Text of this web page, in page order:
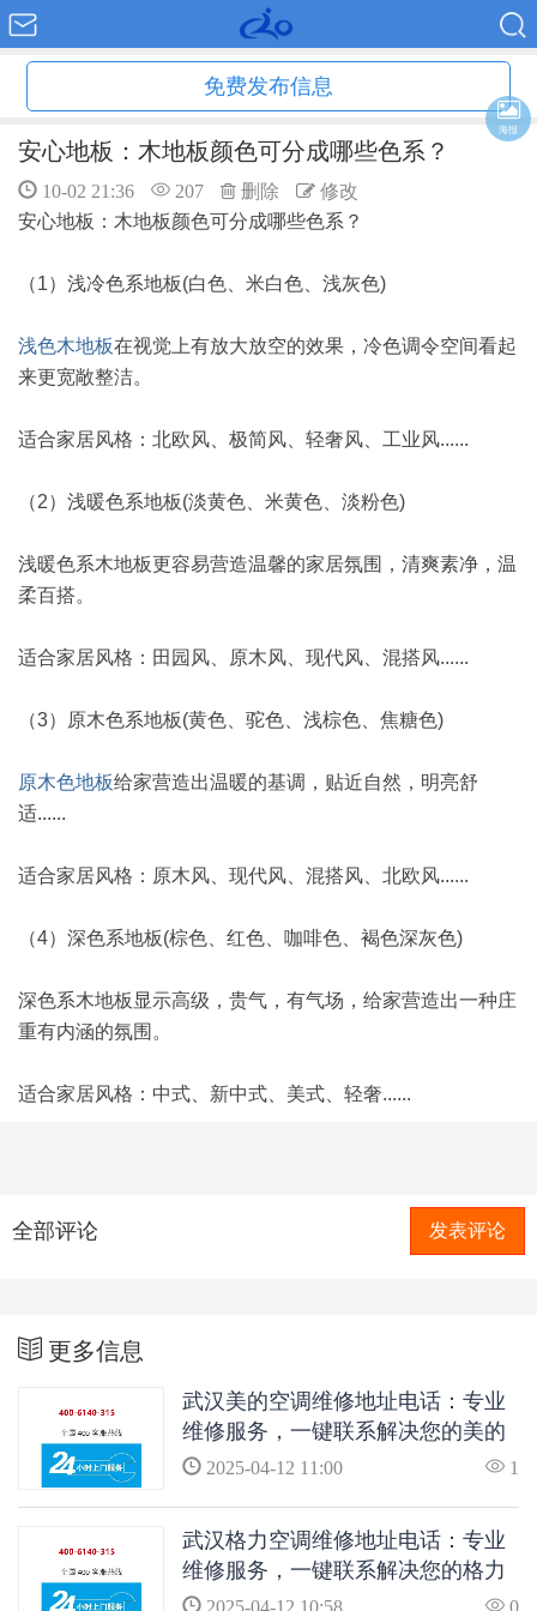
免费发布信息
安心地板：木地板颜色可分成哪些色系？
10-02 21:36 207 删除
修改
安心地板：木地板颜色可分成哪些色系？
（1）浅冷色系地板(白色、米白色、浅灰色)
浅色木地板在视觉上有放大放空的效果，冷色调令空间看起
来更宽敞整洁。
适合家居风格：北欧风、极简风、轻奢风、工业风......
（2）浅暖色系地板(淡黄色、米黄色、淡粉色)
浅暖色系木地板更容易营造温馨的家居氛围，清爽素净，温
柔百搭。
适合家居风格：田园风、原木风、现代风、混搭风......
（3）原木色系地板(黄色、驼色、浅棕色、焦糖色)
原木色地板给家营造出温暖的基调，贴近自然，明亮舒
适......
适合家居风格：原木风、现代风、混搭风、北欧风......
（4）深色系地板(棕色、红色、咖啡色、褐色深灰色)
深色系木地板显示高级，贵气，有气场，给家营造出一种庄
重有内涵的氛围。
适合家居风格：中式、新中式、美式、轻奢......
全部评论 发表评论
更多信息
武汉美的空调维修地址电话：专业
维修服务，一键联系解决您的美的
空调问题
2025-04-12 11:00 1
武汉格力空调维修地址电话：专业
维修服务，一键联系解决您的格力
空调问题
2025-04-12 10:58 0
海报